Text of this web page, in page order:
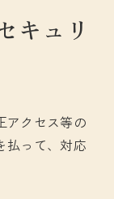
キュリ
アクセス等の
払って、対応